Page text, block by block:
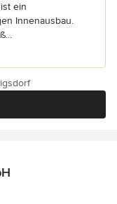
ein
Innenausbau.